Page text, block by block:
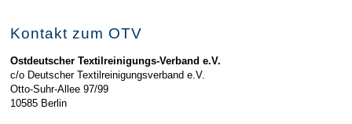
Kontakt zum OTV
Ostdeutscher Textilreinigungs-Verband e.V.
c/o Deutscher Textilreinigungsverband e.V.
Otto-Suhr-Allee 97/99
10585 Berlin